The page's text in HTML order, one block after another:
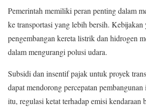
Pemerintah memiliki peran penting dalam
ke transportasi yang lebih bersih.
pengembangan kereta listrik dan hidrogen
dalam mengurangi polusi udara.
Subsidi dan insentif pajak untuk proyek
dapat mendorong percepatan
itu, regulasi ketat terhadap emisi kendaraan